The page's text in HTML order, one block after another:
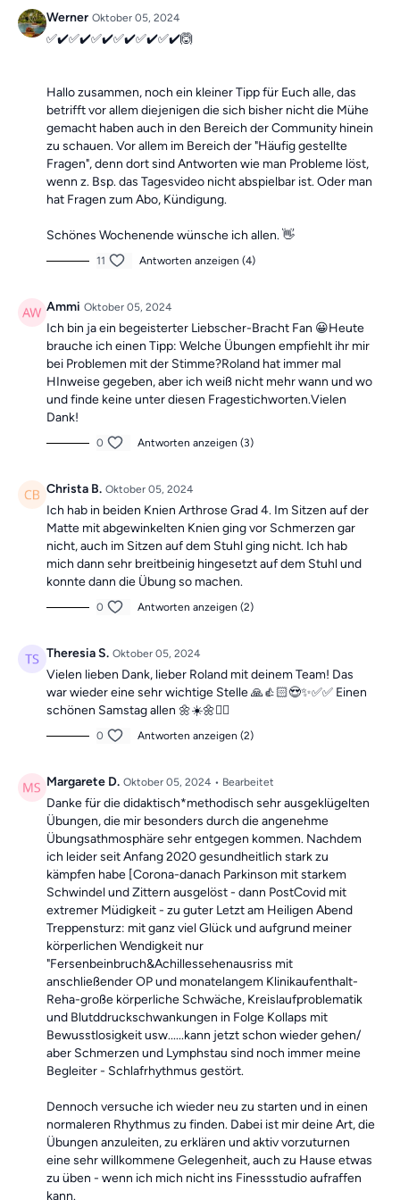
Die Übungen bilden insgesamt ein Ganzkörpertraining mit
verschiedenen Schwerpunkten und sind somit die ideale
Grundlage für ein schmerzfreies, gesundes
Mach dir keine Sorgen, falls du mal einen Tag verpasst, denn die
Übungseinheiten sind unabhängig voneinander. In der Kategorie
“Vergangene Trainings des Tages” findest du jederzeitalle
vergangen Einheiten.
Werner Oktober 05, 2024
✅✔️✅✔️✅✔️✅✔️✅✔️✅✔️🙆
Hallo zusammen, noch ein kleiner Tipp für Euch alle, das
betrifft vor allem diejenigen die sich bisher nicht die Mühe
gemacht haben auch in den Bereich der Community hinein
zu schauen. Vor allem im Bereich der "Häufig gestellte
Fragen", denn dort sind Antworten wie man Probleme löst,
wenn z. Bsp. das Tagesvideo nicht abspielbar ist. Oder man
hat Fragen zum Abo, Kündigung.
Schönes Wochenende wünsche ich allen. 👋
11 Antworten anzeigen (4)
Ammi Oktober 05, 2024
Ich bin ja ein begeisterter Liebscher-Bracht Fan 😀Heute
brauche ich einen Tipp: Welche Übungen empfiehlt ihr mir
bei Problemen mit der Stimme?Roland hat immer mal
HInweise gegeben, aber ich weiß nicht mehr wann und wo
und finde keine unter diesen Fragestichworten.Vielen
Dank!
0 Antworten anzeigen (3)
Christa B. Oktober 05, 2024
Ich hab in beiden Knien Arthrose Grad 4. Im Sitzen auf der
Matte mit abgewinkelten Knien ging vor Schmerzen gar
nicht, auch im Sitzen auf dem Stuhl ging nicht. Ich hab
mich dann sehr breitbeinig hingesetzt auf dem Stuhl und
konnte dann die Übung so machen.
0 Antworten anzeigen (2)
Theresia S. Oktober 05, 2024
Vielen lieben Dank, lieber Roland mit deinem Team! Das
war wieder eine sehr wichtige Stelle 🙏👍🏻😍✨✅✅ Einen
schönen Samstag allen 🌼☀️🌼🧚‍♀️
0 Antworten anzeigen (2)
Margarete D. Oktober 05, 2024 • Bearbeitet
Danke für die didaktisch*methodisch sehr ausgeklügelten
Übungen, die mir besonders durch die angenehme
Übungsathmosphäre sehr entgegen kommen. Nachdem
ich leider seit Anfang 2020 gesundheitlich stark zu
kämpfen habe [Corona-danach Parkinson mit starkem
Schwindel und Zittern ausgelöst - dann PostCovid mit
extremer Müdigkeit - zu guter Letzt am Heiligen Abend
Treppensturz: mit ganz viel Glück und aufgrund meiner
körperlichen Wendigkeit nur
"Fersenbeinbruch&Achillessehenausriss mit
anschließender OP und monatelangem Klinikaufenthalt-
Reha-große körperliche Schwäche, Kreislaufproblematik
und Blutddruckschwankungen in Folge Kollaps mit
Bewusstlosigkeit usw......kann jetzt schon wieder gehen/
aber Schmerzen und Lymphstau sind noch immer meine
Begleiter - Schlafrhythmus gestört.
Dennoch versuche ich wieder neu zu starten und in einen
normaleren Rhythmus zu finden. Dabei ist mir deine Art, die
Übungen anzuleiten, zu erklären und aktiv vorzuturnen
eine sehr willkommene Gelegenheit, auch zu Hause etwas
zu üben - wenn ich mich nicht ins Finessstudio aufraffen
kann.